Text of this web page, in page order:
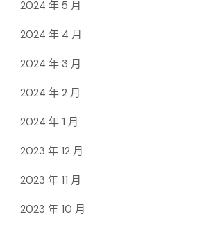
2024 年 5 月
2024 年 4 月
2024 年 3 月
2024 年 2 月
2024 年 1 月
2023 年 12 月
2023 年 11 月
2023 年 10 月